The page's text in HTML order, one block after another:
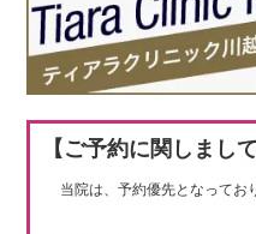
【ご予約に関しまして
当院は、予約優先となってお